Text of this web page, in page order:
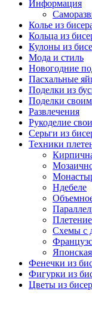
Информация
Колье из
Кольца из
Кулоны из
Мода и стиль
Новогодние
Пасхальные
Поделки из
Поделки
Развлечения
Рукоделие
Серьги из
Техники
Ндебеле
Схемы с
Фенечки из
Фигурки из
Цветы из